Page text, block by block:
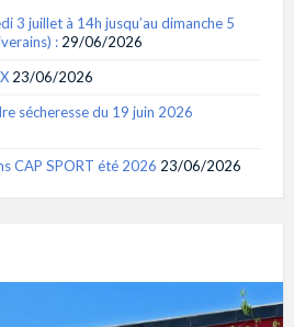
3 juillet à 14h jusqu’au dimanche 5
: 29/06/2026
23/06/2026
sécheresse du 19 juin 2026
CAP SPORT été 2026 23/06/2026